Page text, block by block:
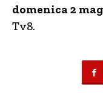
domenica 2
Tv8.